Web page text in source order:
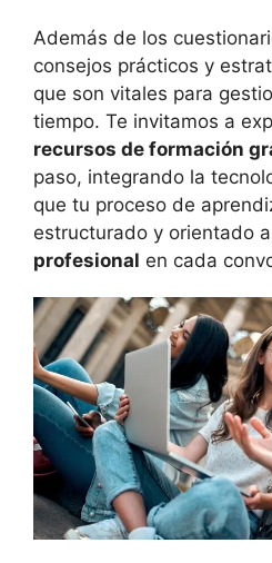
Además de los
consejos prácticos y
que son vitales para
tiempo. Te invitamos a
recursos de formación
paso, integrando la
que tu proceso de
estructurado y orientado a
profesional en cada